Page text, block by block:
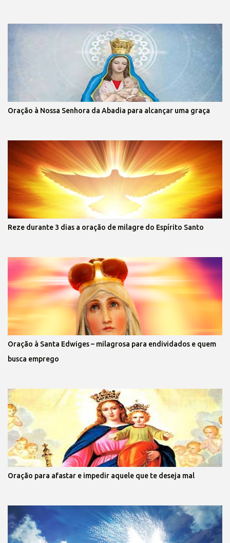
Oração à Nossa Senhora da Abadia para alcançar uma graça
Reze durante 3 dias a oração de milagre do Espírito Santo
Oração à Santa Edwiges – milagrosa para endividados e quem
busca emprego
Oração para afastar e impedir aquele que te deseja mal